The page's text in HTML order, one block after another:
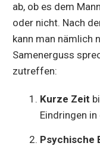
ab, ob es dem
oder nicht. Nach
kann man nämlich
Samenerguss
zutreffen:
Kurze Zeit
Eindringen
Psychische